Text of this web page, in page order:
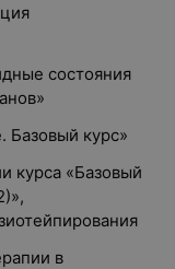
состояния
Базовый курс»
курса «Базовый
в